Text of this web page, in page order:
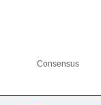
Consensus